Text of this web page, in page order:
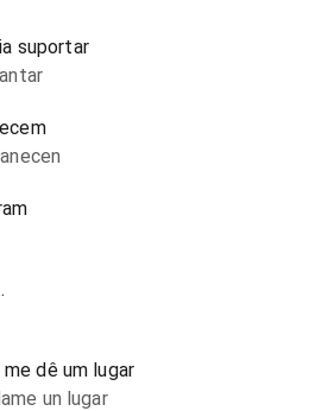
suportar
dê um lugar
un lugar